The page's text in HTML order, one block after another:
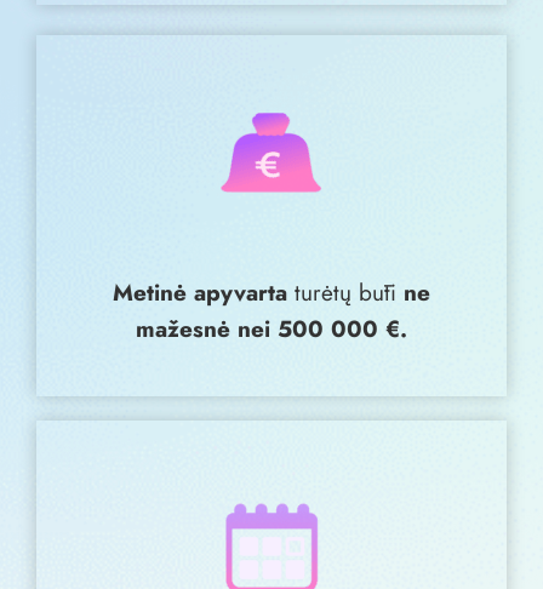
Metinė apyvarta turėtų būti ne
mažesnė nei 500 000 €.